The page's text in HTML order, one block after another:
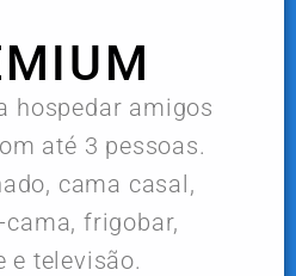
hospedar amigos
até 3 pessoas.
cama casal,
frigobar,
e televisão.